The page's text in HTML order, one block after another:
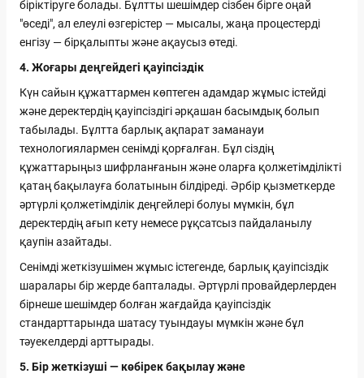
біріктіруге болады. Бұлтты шешімдер сізбен бірге оңай
"өседі", ал елеулі өзгерістер — мысалы, жаңа процестерді
енгізу — бірқалыпты және ақаусыз өтеді.
4. Жоғары деңгейдегі қауіпсіздік
Күн сайын құжаттармен көптеген адамдар жұмыс істейді
және деректердің қауіпсіздігі әрқашан басымдық болып
табылады. Бұлтта барлық ақпарат заманауи
технологиялармен сенімді қорғалған. Бұл сіздің
құжаттарыңыз шифрланғанын және оларға қолжетімділікті
қатаң бақылауға болатынын білдіреді. Әрбір қызметкерде
әртүрлі қолжетімділік деңгейлері болуы мүмкін, бұл
деректердің ағып кету немесе рұқсатсыз пайдаланылу
қаупін азайтады.
Сенімді жеткізушімен жұмыс істегенде, барлық қауіпсіздік
шаралары бір жерде бапталады. Әртүрлі провайдерлерден
бірнеше шешімдер болған жағдайда қауіпсіздік
стандарттарында шатасу туындауы мүмкін және бұл
тәуекелдерді арттырады.
5. Бір жеткізуші — көбірек бақылау және